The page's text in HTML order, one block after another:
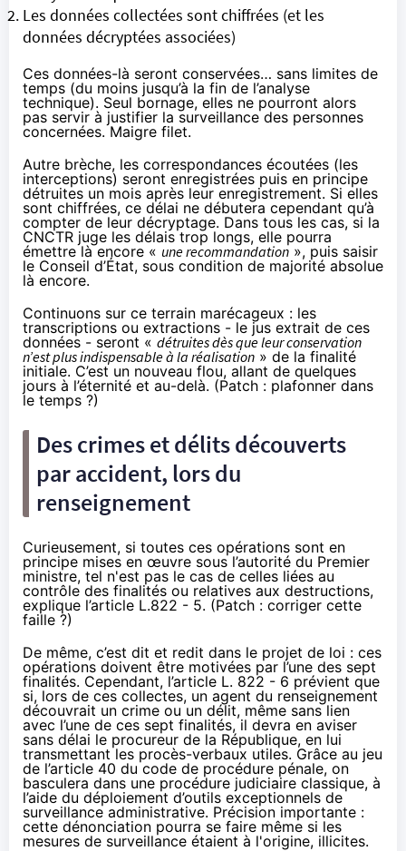
Les données collectées sont chiffrées (et les
données décryptées associées)
Ces données-là seront conservées… sans limites de
temps (du moins jusqu’à la fin de l’analyse
technique). Seul bornage, elles ne pourront alors
pas servir à justifier la surveillance des personnes
concernées. Maigre filet.
Autre brèche, les correspondances écoutées (les
interceptions) seront enregistrées puis en principe
détruites un mois après leur enregistrement. Si elles
sont chiffrées, ce délai ne débutera cependant qu’à
compter de leur décryptage. Dans tous les cas, si la
CNCTR juge les délais trop longs, elle pourra
émettre là encore « une recommandation », puis saisir
le Conseil d’État, sous condition de majorité absolue
là encore.
Continuons sur ce terrain marécageux : les
transcriptions ou extractions - le jus extrait de ces
données - seront « détruites dès que leur conservation
n’est plus indispensable à la réalisation » de la finalité
initiale. C’est un nouveau flou, allant de quelques
jours à l’éternité et au-delà. (Patch : plafonner dans
le temps ?)
Des crimes et délits découverts
par accident, lors du
renseignement
Curieusement, si toutes ces opérations sont en
principe mises en œuvre sous l’autorité du Premier
ministre, tel n'est pas le cas de celles liées au
contrôle des finalités ou relatives aux destructions,
explique l’article L.822 - 5. (Patch : corriger cette
faille ?)
De même, c’est dit et redit dans le projet de loi : ces
opérations doivent être motivées par l’une des sept
finalités. Cependant, l’article L. 822 - 6 prévient que
si, lors de ces collectes, un agent du renseignement
découvrait un crime ou un délit, même sans lien
avec l’une de ces sept finalités, il devra en aviser
sans délai le procureur de la République, en lui
transmettant les procès-verbaux utiles. Grâce au jeu
de l’article 40 du code de procédure pénale, on
basculera dans une procédure judiciaire classique, à
l’aide du déploiement d’outils exceptionnels de
surveillance administrative. Précision importante :
cette dénonciation pourra se faire même si les
mesures de surveillance étaient à l'origine, illicites.